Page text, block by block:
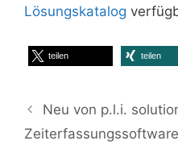
Lösungskatalog
teilen teilen
Neu von p.l.i.
Zeiterfassungssoftware